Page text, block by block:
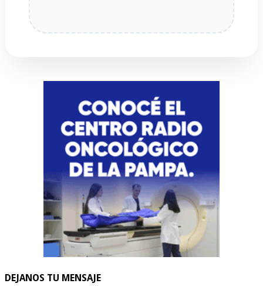
DEJANOS TU MENSAJE